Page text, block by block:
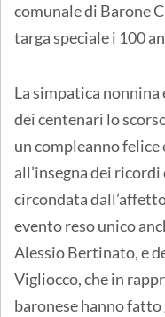
comunale di Barone
targa speciale i 100
La simpatica
dei centenari lo
un compleanno
all’insegna dei
circondata
evento reso unico
Alessio Bertinato, e
Vigliocco, che in
baronese hanno